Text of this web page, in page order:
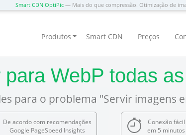
Smart CDN OptiPic — Mais do que compressão. Otimização de
Produtos Smart CDN Preços
WebP todas
para o problema "Servir imagens
De acordo com recomendações
Google PageSpeed Insights
Conexão fácil
em 5 minutos